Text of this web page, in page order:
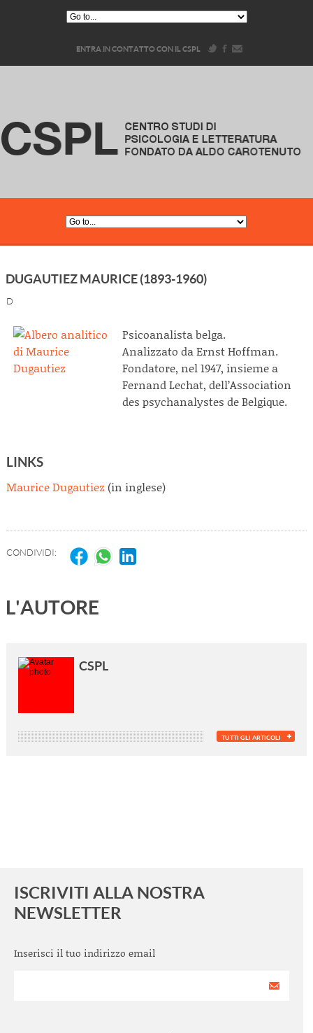
ENTRA IN CONTATTO CON IL CSPL
DUGAUTIEZ MAURICE (1893-1960)
D
Psicoanalista belga.
Analizzato da Ernst Hoffman.
Fondatore, nel 1947, insieme a
Fernand Lechat, dell’Association
des psychanalystes de Belgique.
LINKS
Maurice Dugautiez (in inglese)
CONDIVIDI:
L'AUTORE
CSPL
TUTTI GLI ARTICOLI
ISCRIVITI ALLA NOSTRA
NEWSLETTER
Inserisci il tuo indirizzo email